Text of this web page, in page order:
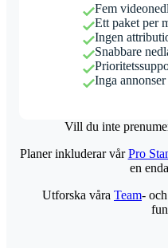
Fem
Ett paket per
Ingen
Snabbare
Inga annonser
Vill du inte
Planer inkluderar vårPro
en
Utforska våra Team- och